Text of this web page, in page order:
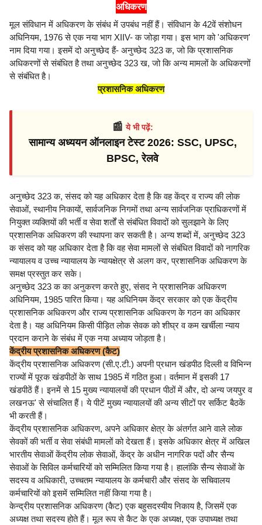
अधिकरण
मूल संविधान में अधिकरण के संबंध में उपबंध नहीं हैं। संविधान के 42वें संशोधन
अधिनियम, 1976 से एक नया भाग XIIV- क जोड़ा गया। इस भाग को 'अधिकरण'
नाम दिया गया। इसमें दो अनुच्छेद हैं- अनुच्छेद 323 क, जो कि प्रशासनिक
अधिकरणों से संबंधित है तथा अनुच्छेद 323 ख, जो कि अन्य मामलों के अधिकरणों
से संबंधित है।
प्रशासनिक अधिकरण
📰ये भी पढ़ें:
सामान्य अध्ययन ऑनलाइन टेस्ट 2026: SSC, UPSC,
BPSC, रेलवे
अनुच्छेद 323 क, संसद को यह अधिकार देता है कि वह केंद्र व राज्य की लोक
सेवाओं, स्थानीय निकायों, सार्वजनिक निगमों तथा अन्य सार्वजनिक प्राधिकरणों में
नियुक्त व्यक्तियों की भर्ती व सेवा शर्तों से संबंधित विवादों को सुलझाने के लिए
प्रशासनिक अधिकरण की स्थापना कर सकती है। अन्य शब्दों में, अनुच्छेद 323
क संसद को यह अधिकार देता है कि वह सेवा मामलों से संबंधित विवादों को नागरिक
न्यायालय व उच्च न्यायालय के न्यायक्षेत्र से अलग कर, प्रशासनिक अधिकरण के
समक्ष प्रस्तुत कर सके।
अनुच्छेद 323 क का अनुकरण करते हुए, संसद ने प्रशासनिक अधिकरण
अधिनियम, 1985 पारित किया। यह अधिनियम केंद्र सरकार को एक केंद्रीय
प्रशासनिक अधिकरण और राज्य प्रशासनिक अधिकरण के गठन का अधिकार
देता है। यह अधिनियम किसी पीड़ित लोक सेवक को शीघ्र व कम खर्चीला न्याय
प्रदान कराने के संबंध में एक नया अध्याय जोड़ता है।
केंद्रीय प्रशासनिक अधिकरण (कैट)
केंद्रीय प्रशासनिक अधिकरण (सी.ए.टी.) अपनी प्रधान खंडपीठ दिल्ली व विभिन्न
राज्यों में पूरक खंडपीठों के साथ 1985 में गठित हुआ। वर्तमान में इसकी 17
खंडपीठें हैं। इनमें से 15 मुख्य न्यायालयों की प्रधान पीठों में और, दो अन्य जयपुर व
लखनऊ' से संचालित हैं। ये पीटें मुख्य न्यायालयों की अन्य सीटों पर सर्किट बैठकें
भी करती हैं।
केंद्रीय प्रशासनिक अधिकरण, अपने अधिकार क्षेत्र के अंतर्गत आने वाले लोक
सेवकों की भर्ती व सेवा संबंधी मामलों को देखता हैं। इसके अधिकार क्षेत्र में अखिल
भारतीय सेवाओं केंद्रीय लोक सेवाओं, केंद्र के अधीन नागरिक पदों और सैन्य
सेवाओं के सिविल कर्मचारियों को सम्मिलित किया गया है। हालांकि सैन्य सेवाओं के
सदस्य व अधिकारी, उच्चतम न्यायालय के कर्मचारी और संसद के सचिवालय
कर्मचारियों को इसमें सम्मिलित नहीं किया गया है।
केन्द्रीय प्रशासनिक अधिकरण (कैट) एक बहुसदस्यीय निकाय है, जिसमें एक
अध्यक्ष तथा सदस्य होते हैं। मूल रूप से कैट के एक अध्यक्ष, एक उपाध्यक्ष तथा